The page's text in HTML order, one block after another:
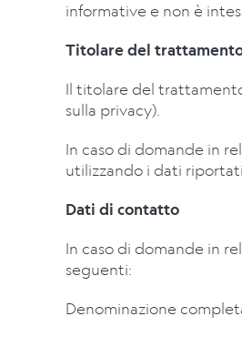
informative e non è
Titolare del
Il titolare del
sulla privacy).
In caso di domande in
utilizzando i dati
Dati di contatto
In caso di domande in
seguenti:
Denominazione